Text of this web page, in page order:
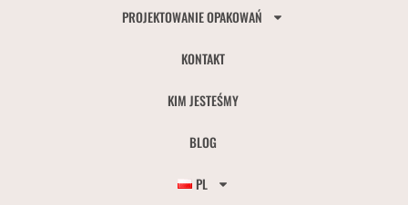
PROJEKTOWANIE OPAKOWAŃ
KONTAKT
KIM JESTEŚMY
BLOG
PL